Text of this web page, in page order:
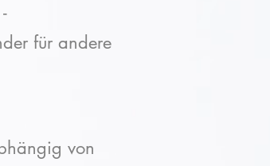
für andere
von